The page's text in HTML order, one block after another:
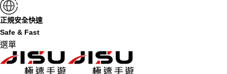
正規安全快速
Safe & Fast
選單